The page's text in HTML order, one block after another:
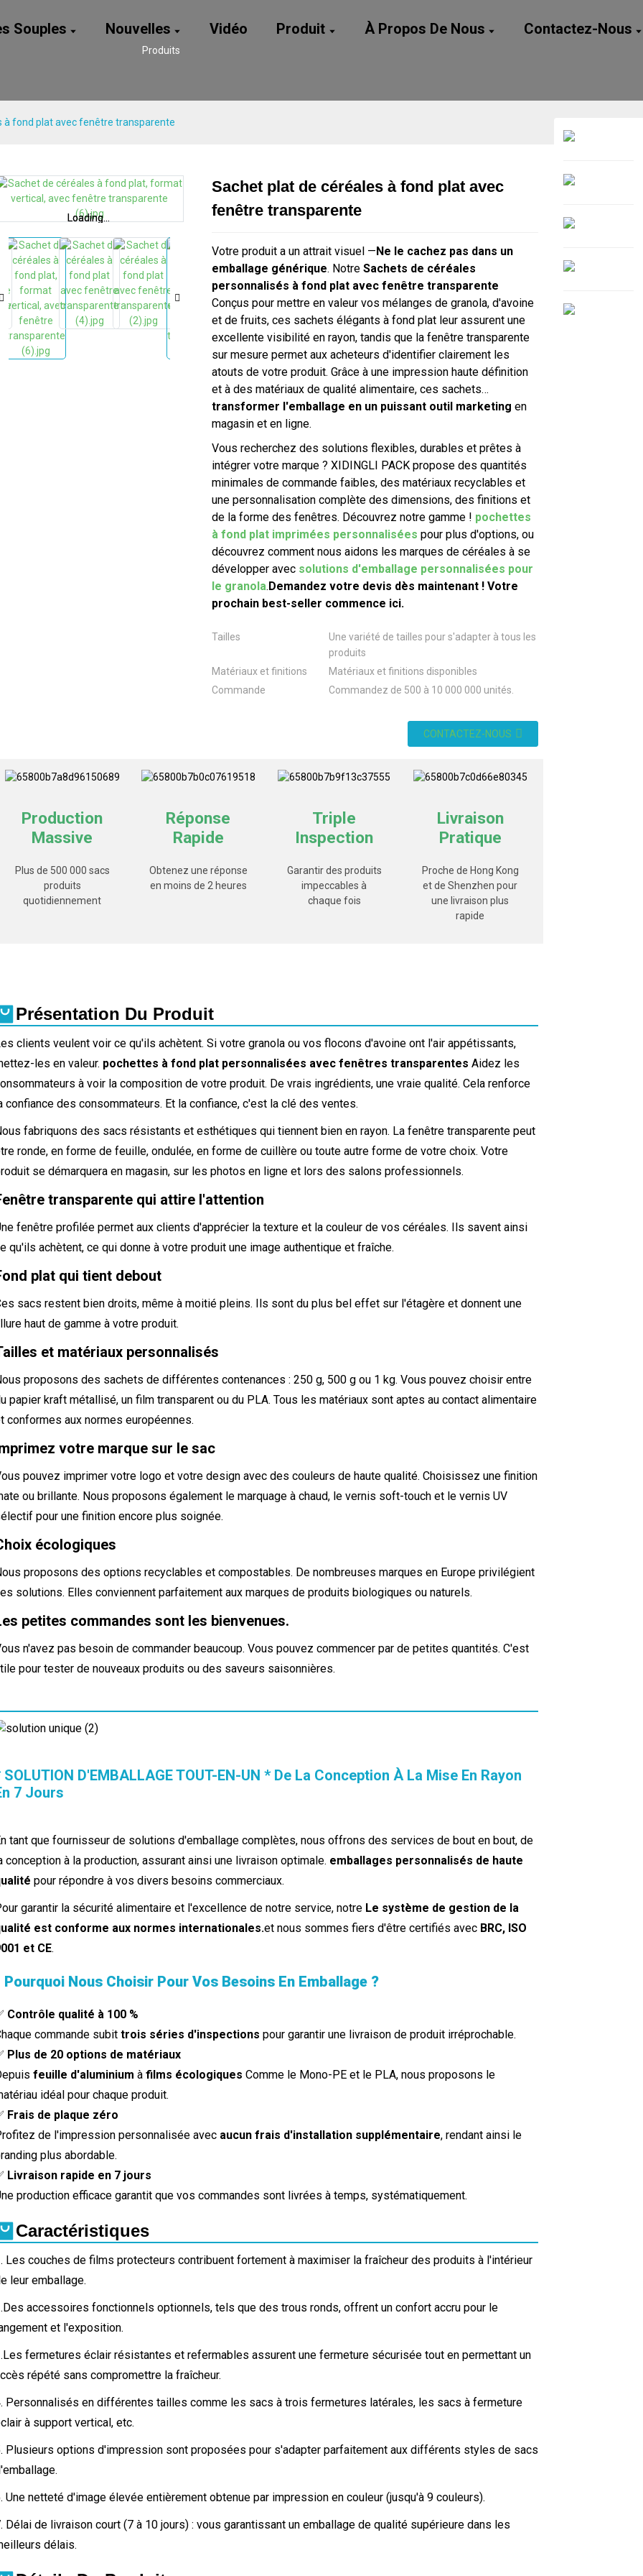
Souples Nouvelles Vidéo Produit À Propos De Nous Contactez-Nous
Produits
à fond plat avec fenêtre transparente
Loading...
Loading...
Loading...
Loading...
Sachet plat de céréales à fond plat avec
fenêtre transparente
Votre produit a un attrait visuel —Ne le cachez pas dans un
emballage générique. NotreSachets de céréales
personnalisés à fond plat avec fenêtre transparente
Conçus pour mettre en valeur vos mélanges de granola, d'avoine
et de fruits, ces sachets élégants à fond plat leur assurent une
excellente visibilité en rayon, tandis que la fenêtre transparente
sur mesure permet aux acheteurs d'identifier clairement les
atouts de votre produit. Grâce à une impression haute définition
et à des matériaux de qualité alimentaire, ces sachets…
transformer l'emballage en un puissant outil marketing en
magasin et en ligne.
Vous recherchez des solutions flexibles, durables et prêtes à
intégrer votre marque ? XIDINGLI PACK propose des quantités
minimales de commande faibles, des matériaux recyclables et
une personnalisation complète des dimensions, des finitions et
de la forme des fenêtres. Découvrez notre gamme ! pochettes
à fond plat imprimées personnalisées pour plus d'options, ou
découvrez comment nous aidons les marques de céréales à se
développer avec solutions d'emballage personnalisées pour
le granola.Demandez votre devis dès maintenant ! Votre
prochain best-seller commence ici.
Tailles
Une variété de tailles pour s'adapter à tous les
produits
Matériaux et finitions
Matériaux et finitions disponibles
Commande
Commandez de 500 à 10 000 000 unités.
CONTACTEZ-NOUS
Production
Massive
Plus de 500 000 sacs
produits
quotidiennement
Réponse
Rapide
Obtenez une réponse
en moins de 2 heures
Triple
Inspection
Garantir des produits
impeccables à
chaque fois
Livraison
Pratique
Proche de Hong Kong
et de Shenzhen pour
une livraison plus
rapide
Présentation Du Produit
clients veulent voir ce qu'ils achètent. Si votre granola ou vos flocons d'avoine ont l'air appétissants,
les en valeur. pochettes à fond plat personnalisées avec fenêtres transparentes Aidez les
à voir la composition de votre produit. De vrais ingrédients, une vraie qualité. Cela renforce
confiance des consommateurs. Et la confiance, c'est la clé des ventes.
fabriquons des sacs résistants et esthétiques qui tiennent bien en rayon. La fenêtre transparente peut
ronde, en forme de feuille, ondulée, en forme de cuillère ou toute autre forme de votre choix. Votre
se démarquera en magasin, sur les photos en ligne et lors des salons professionnels.
transparente qui attire l'attention
fenêtre profilée permet aux clients d'apprécier la texture et la couleur de vos céréales. Ils savent ainsi
qu'ils achètent, ce qui donne à votre produit une image authentique et fraîche.
plat qui tient debout
sacs restent bien droits, même à moitié pleins. Ils sont du plus bel effet sur l'étagère et donnent une
haut de gamme à votre produit.
et matériaux personnalisés
proposons des sachets de différentes contenances : 250 g, 500 g ou 1 kg. Vous pouvez choisir entre
papier kraft métallisé, un film transparent ou du PLA. Tous les matériaux sont aptes au contact alimentaire
conformes aux normes européennes.
votre marque sur le sac
pouvez imprimer votre logo et votre design avec des couleurs de haute qualité. Choisissez une finition
ou brillante. Nous proposons également le marquage à chaud, le vernis soft-touch et le vernis UV
pour une finition encore plus soignée.
écologiques
proposons des options recyclables et compostables. De nombreuses marques en Europe privilégient
solutions. Elles conviennent parfaitement aux marques de produits biologiques ou naturels.
petites commandes sont les bienvenues.
n'avez pas besoin de commander beaucoup. Vous pouvez commencer par de petites quantités. C'est
pour tester de nouveaux produits ou des saveurs saisonnières.
SOLUTION D'EMBALLAGE TOUT-EN-UN * De La Conception À La Mise En Rayon
7 Jours
tant que fournisseur de solutions d'emballage complètes, nous offrons des services de bout en bout, de
conception à la production, assurant ainsi une livraison optimale. emballages personnalisés de haute
pour répondre à vos divers besoins commerciaux.
garantir la sécurité alimentaire et l'excellence de notre service, notre Le système de gestion de la
est conforme aux normes internationales.et nous sommes fiers d'être certifiés avec BRC, ISO
et CE.
▌Pourquoi Nous Choisir Pour Vos Besoins En Emballage ?
Contrôle qualité à 100 %
commande subit trois séries d'inspections pour garantir une livraison de produit irréprochable.
Plus de 20 options de matériaux
feuille d'aluminium à films écologiques Comme le Mono-PE et le PLA, nous proposons le
idéal pour chaque produit.
Frais de plaque zéro
de l'impression personnalisée avec aucun frais d'installation supplémentaire, rendant ainsi le
plus abordable.
Livraison rapide en 7 jours
production efficace garantit que vos commandes sont livrées à temps, systématiquement.
Caractéristiques
Les couches de films protecteurs contribuent fortement à maximiser la fraîcheur des produits à l'intérieur
leur emballage.
Des accessoires fonctionnels optionnels, tels que des trous ronds, offrent un confort accru pour le
et l'exposition.
Les fermetures éclair résistantes et refermables assurent une fermeture sécurisée tout en permettant un
répété sans compromettre la fraîcheur.
Personnalisés en différentes tailles comme les sacs à trois fermetures latérales, les sacs à fermeture
à support vertical, etc.
Plusieurs options d'impression sont proposées pour s'adapter parfaitement aux différents styles de sacs
Une netteté d'image élevée entièrement obtenue par impression en couleur (jusqu'à 9 couleurs).
Délai de livraison court (7 à 10 jours) : vous garantissant un emballage de qualité supérieure dans les
délais.